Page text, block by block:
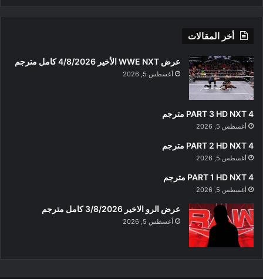
أخر المقالات
عرض WWE NXT الأخير 4/8/2026 كامل مترجم
أغسطس 5, 2026
PART 3 HD NXT 4 مترجم
أغسطس 5, 2026
PART 2 HD NXT 4 مترجم
أغسطس 5, 2026
PART 1 HD NXT 4 مترجم
أغسطس 5, 2026
عرض الرو الاخير 3/8/2026 كامل مترجم
أغسطس 5, 2026